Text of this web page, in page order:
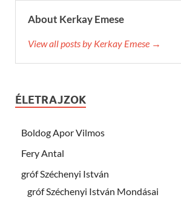
About Kerkay Emese
View all posts by Kerkay Emese →
ÉLETRAJZOK
Boldog Apor Vilmos
Fery Antal
gróf Széchenyi István
gróf Széchenyi István Mondásai